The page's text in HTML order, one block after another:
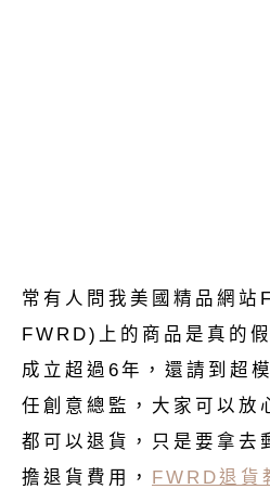
常有人問我美國精品網站
FWRD)上的商品是真的
成立超過6年，還請到超
任創意總監，大家可以放
都可以退貨，只是要拿去
擔退貨費用，
FWRD退貨